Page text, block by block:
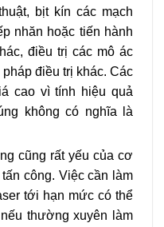
bịt kín các mạch
nhăn hoặc tiến hành
điều trị các mô ác
điều trị khác. Các
cao vì tính hiệu quả
không có nghĩa là
cũng rất yếu của cơ
công. Việc cần làm
tới hạn mức có thể
thường xuyên làm